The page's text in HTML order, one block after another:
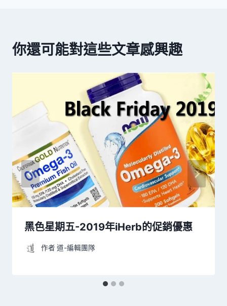
你還可能對這些文章感興趣
黑色星期五-2019年iHerb的促銷優惠
作者 道-編輯團隊